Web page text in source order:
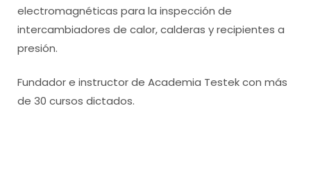
electromagnéticas para la inspección de
intercambiadores de calor, calderas y recipientes a
presión.
Fundador e instructor de Academia Testek con más
de 30 cursos dictados.